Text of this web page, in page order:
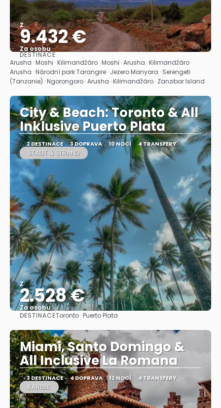
Z
9.432 €
Za osobu
Zobrazit
DESTINACE
Arusha · Moshi · Kilimandžáro · Moshi · Arusha · Kilimandžáro ·
Arusha · Národní park Tarangire · Jezero Manyara · Serengeti
(Tanzanie) · Ngorongoro · Arusha · Kilimandžáro · Zanzibar Island
City & Beach: Toronto & All
Inklusive Puerto Plata
2 DESTINACE 3 DOPRAVA 10 NOCÍ 4 TRANSFERY
STADT & STRAND
Z
2.528 €
Za osobu
Zobrazit
DESTINACEToronto · Puerto Plata
Miami, Santo Domingo &
All Inclusive La Romana
3 DESTINACE 4 DOPRAVA 12 NOCÍ 4 TRANSFERY
KARIBIK